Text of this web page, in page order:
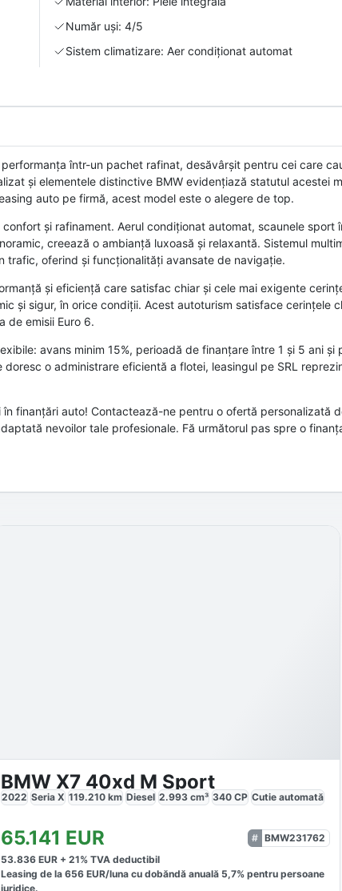
Număr uși: 4/5
Sistem climatizare: Aer condiționat automat
într-un pachet rafinat, desăvârșit pentru cei care
și elementele distinctive BMW evidențiază statutul acestei
auto pe firmă, acest model este o alegere de top.
și rafinament. Aerul condiționat automat, scaunele sport
creează o ambianță luxoasă și relaxantă. Sistemul
trafic, oferind și funcționalități avansate de navigație.
și eficiență care satisfac chiar și cele mai exigente
și sigur, în orice condiții. Acest autoturism satisface cerințele
de emisii Euro 6.
avans minim 15%, perioadă de finanțare între 1 și 5 ani și
o administrare eficientă a flotei, leasingul pe SRL
finanțări auto! Contactează-ne pentru o ofertă personalizată
nevoilor tale profesionale. Fă următorul pas spre o
BMW X7 40xd M Sport
2022 Seria X 119.210 km Diesel 2.993 cm³ 340 CP Cutieautomată
65.141 EUR
BMW231762
53.836 EUR +21% TVA deductibil
Leasing de la656 EUR/luna cu dobăndă anuală 5,7% pentru persoane
juridice.